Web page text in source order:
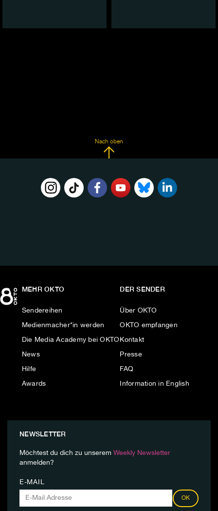
Nach oben
MEHR OKTO
Sendereihen
Medienmacher*in werden
Die Media Academy bei OKTO
News
Hilfe
Awards
DER SENDER
Über OKTO
OKTO empfangen
Kontakt
Presse
FAQ
Information in English
NEWSLETTER
Möchtest du dich zu unserem Weekly Newsletter
anmelden?
E-MAIL
OK